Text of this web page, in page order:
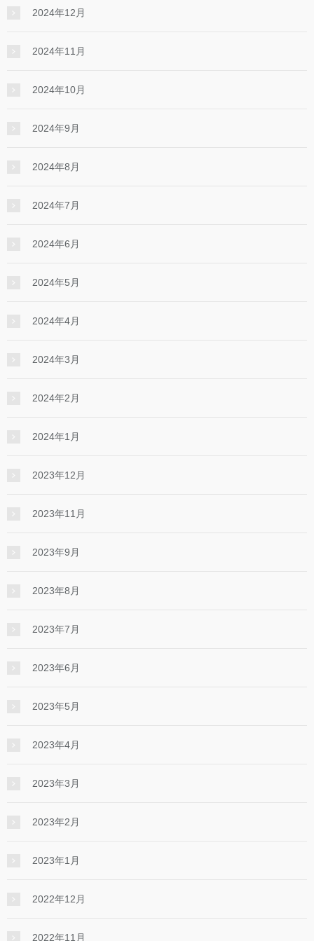
2024年12月
2024年11月
2024年10月
2024年9月
2024年8月
2024年7月
2024年6月
2024年5月
2024年4月
2024年3月
2024年2月
2024年1月
2023年12月
2023年11月
2023年9月
2023年8月
2023年7月
2023年6月
2023年5月
2023年4月
2023年3月
2023年2月
2023年1月
2022年12月
2022年11月